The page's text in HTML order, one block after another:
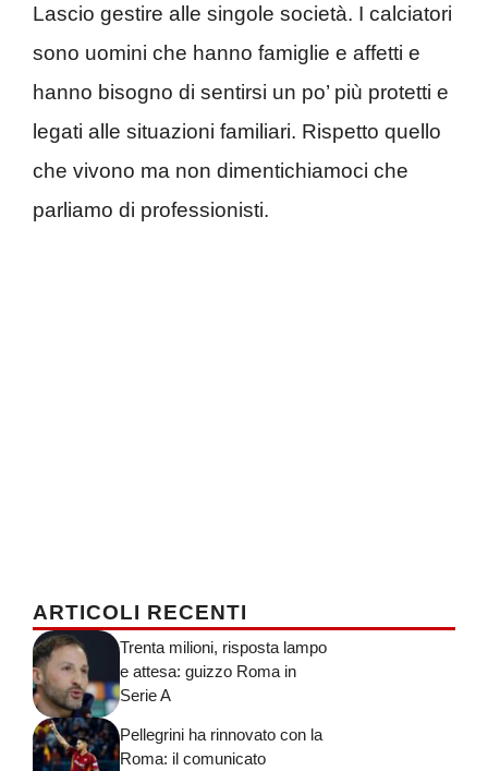
Lascio gestire alle singole società. I calciatori
sono uomini che hanno famiglie e affetti e
hanno bisogno di sentirsi un po’ più protetti e
legati alle situazioni familiari. Rispetto quello
che vivono ma non dimentichiamoci che
parliamo di professionisti.
ARTICOLI RECENTI
Trenta milioni, risposta lampo
e attesa: guizzo Roma in
Serie A
Pellegrini ha rinnovato con la
Roma: il comunicato